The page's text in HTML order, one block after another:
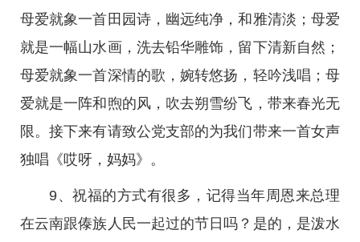
母爱就象一首田园诗，幽远纯净，和雅清淡；母爱
就是一幅山水画，洗去铅华雕饰，留下清新自然；
母爱就象一首深情的歌，婉转悠扬，轻吟浅唱；母
爱就是一阵和煦的风，吹去朔雪纷飞，带来春光无
限。接下来有请致公党支部的为我们带来一首女声
独唱《哎呀，妈妈》。
9、祝福的方式有很多，记得当年周恩来总理
在云南跟傣族人民一起过的节日吗？是的，是泼水